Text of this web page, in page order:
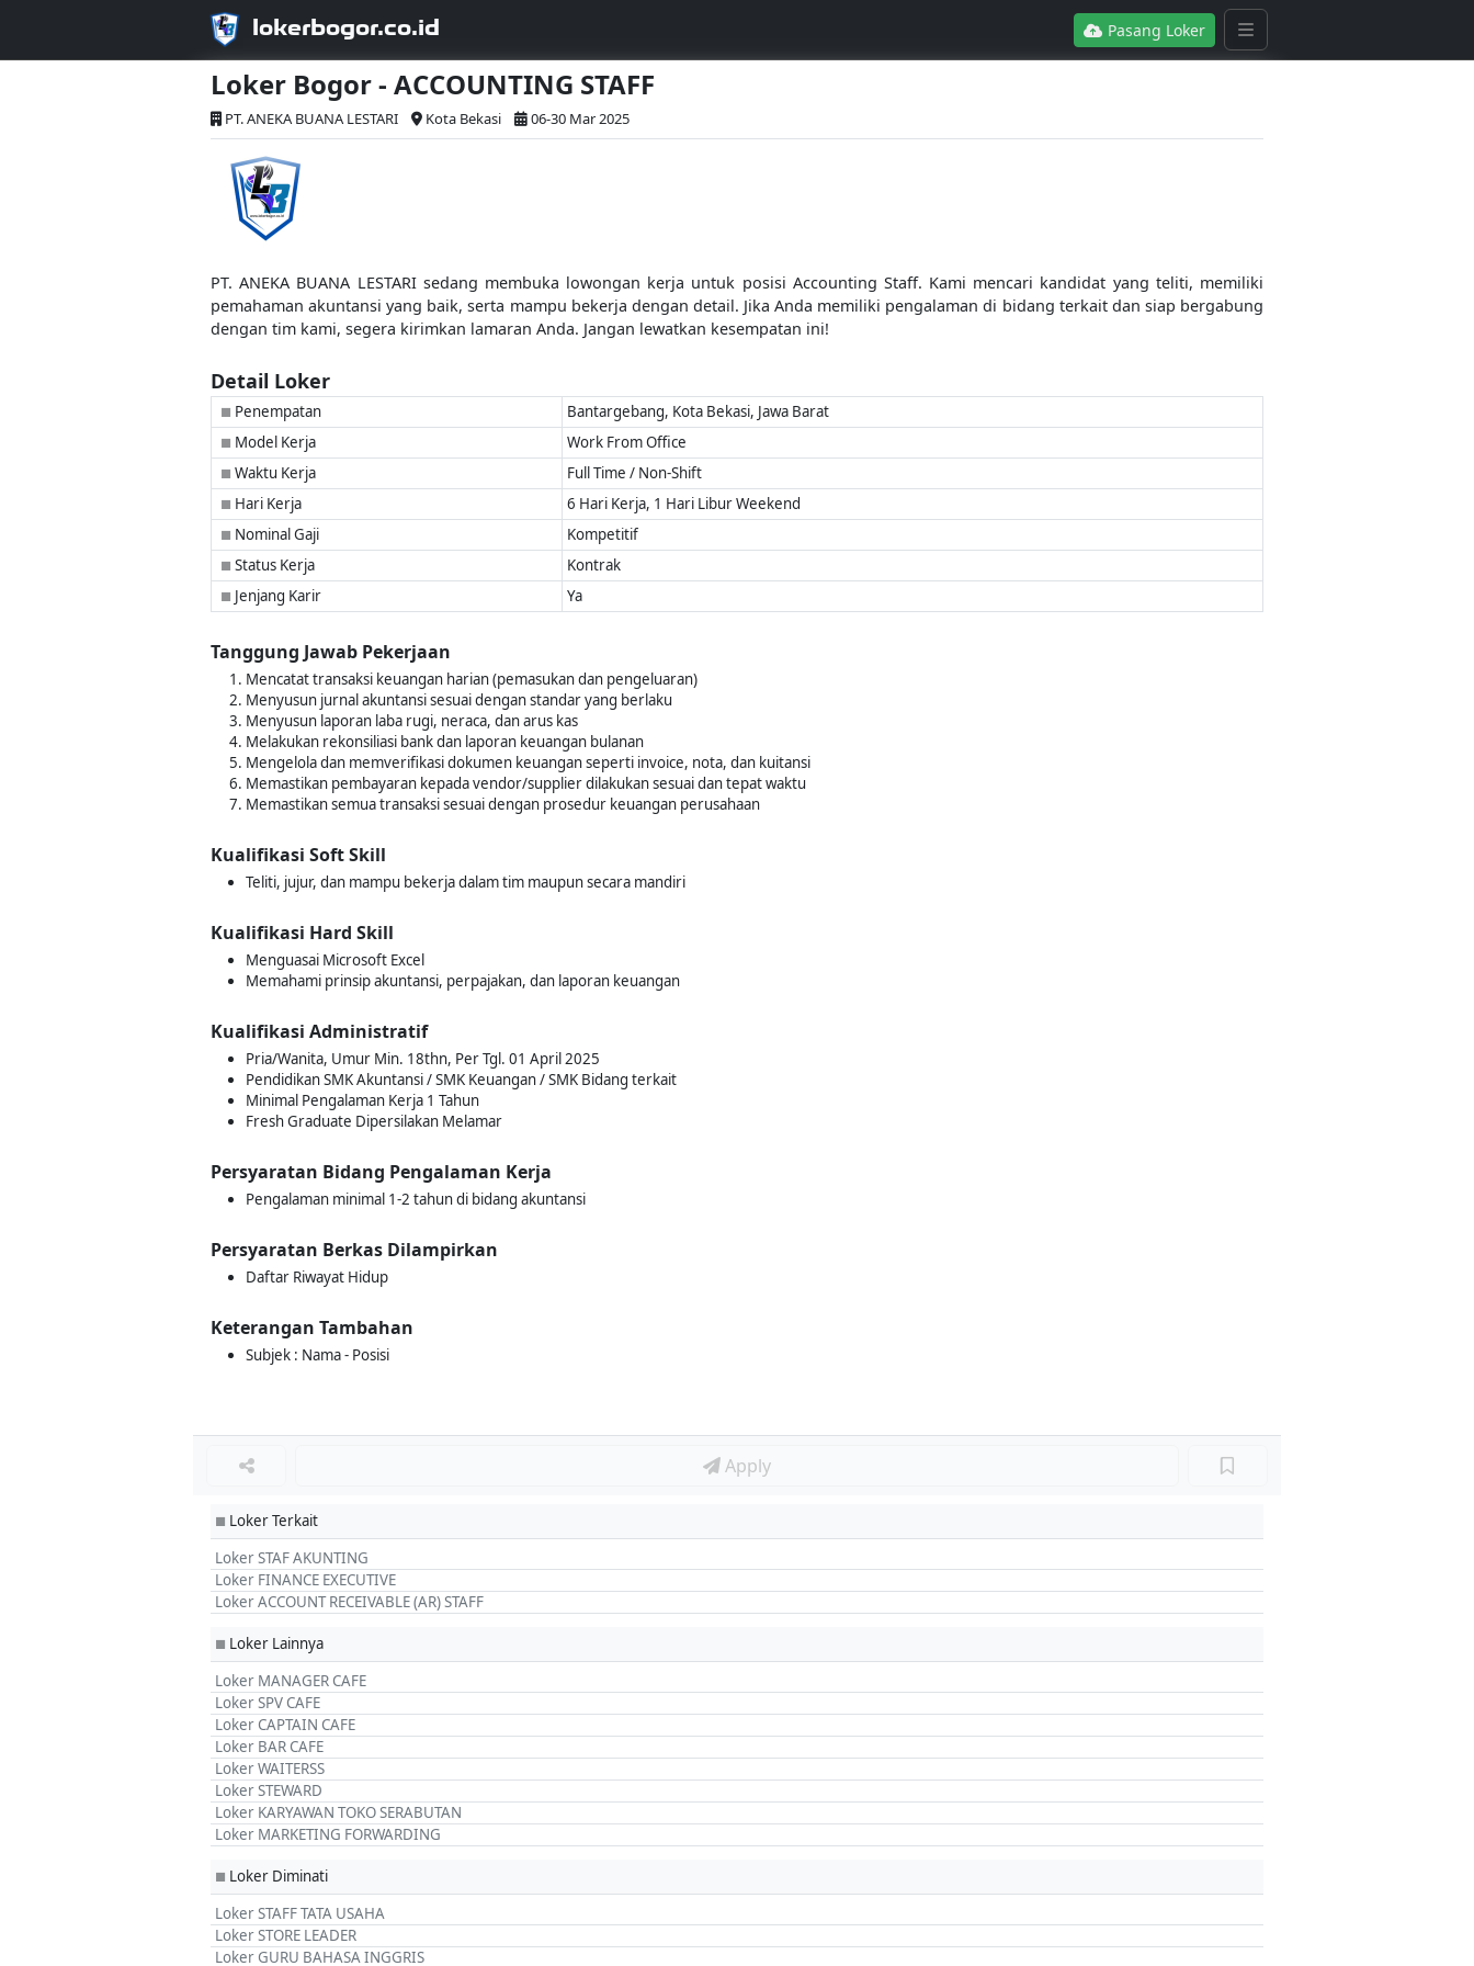
lokerbogor.co.id Pasang Loker
Loker Bogor - ACCOUNTING STAFF
PT. ANEKA BUANA LESTARI Kota Bekasi 06-30 Mar 2025
PT. ANEKA BUANA LESTARI sedang membuka lowongan kerja untuk posisi Accounting Staff. Kami mencari kandidat yang teliti, memiliki
pemahaman akuntansi yang baik, serta mampu bekerja dengan detail. Jika Anda memiliki pengalaman di bidang terkait dan siap bergabung
dengan tim kami, segera kirimkan lamaran Anda. Jangan lewatkan kesempatan ini!
Detail Loker
■ Penempatan Bantargebang, Kota Bekasi, Jawa Barat
■ Model Kerja Work From Office
■ Waktu Kerja Full Time / Non-Shift
■ Hari Kerja 6 Hari Kerja, 1 Hari Libur Weekend
■ Nominal Gaji Kompetitif
■ Status Kerja Kontrak
■ Jenjang Karir Ya
Tanggung Jawab Pekerjaan
Mencatat transaksi keuangan harian (pemasukan dan pengeluaran)
Menyusun jurnal akuntansi sesuai dengan standar yang berlaku
Menyusun laporan laba rugi, neraca, dan arus kas
Melakukan rekonsiliasi bank dan laporan keuangan bulanan
Mengelola dan memverifikasi dokumen keuangan seperti invoice, nota, dan kuitansi
Memastikan pembayaran kepada vendor/supplier dilakukan sesuai dan tepat waktu
Memastikan semua transaksi sesuai dengan prosedur keuangan perusahaan
Kualifikasi Soft Skill
Teliti, jujur, dan mampu bekerja dalam tim maupun secara mandiri
Kualifikasi Hard Skill
Menguasai Microsoft Excel
Memahami prinsip akuntansi, perpajakan, dan laporan keuangan
Kualifikasi Administratif
Pria/Wanita, Umur Min. 18thn, Per Tgl. 01 April 2025
Pendidikan SMK Akuntansi / SMK Keuangan / SMK Bidang terkait
Minimal Pengalaman Kerja 1 Tahun
Fresh Graduate Dipersilakan Melamar
Persyaratan Bidang Pengalaman Kerja
Pengalaman minimal 1-2 tahun di bidang akuntansi
Persyaratan Berkas Dilampirkan
Daftar Riwayat Hidup
Keterangan Tambahan
Subjek : Nama - Posisi
Apply
■ Loker Terkait
Loker STAF AKUNTING
Loker FINANCE EXECUTIVE
Loker ACCOUNT RECEIVABLE (AR) STAFF
■ Loker Lainnya
Loker MANAGER CAFE
Loker SPV CAFE
Loker CAPTAIN CAFE
Loker BAR CAFE
Loker WAITERSS
Loker STEWARD
Loker KARYAWAN TOKO SERABUTAN
Loker MARKETING FORWARDING
■ Loker Diminati
Loker STAFF TATA USAHA
Loker STORE LEADER
Loker GURU BAHASA INGGRIS